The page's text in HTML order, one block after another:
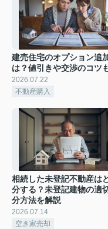
建売住宅のオプション追
は？値引きや交渉のコツ
2026.07.22
不動産購入
相続した未登記不動産は
分する？未登記建物の適
分方法を解説
2026.07.14
空き家売却